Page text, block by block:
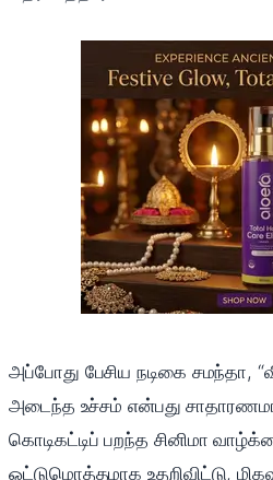
அப்போது பேசிய நடிகை சமந்தா,
அடைந்த உச்சம் என்பது
கொடிகட்டிப் பறந்த சினிமா
ஒட்டுமொத்தமாக உதறிவிட்டு,